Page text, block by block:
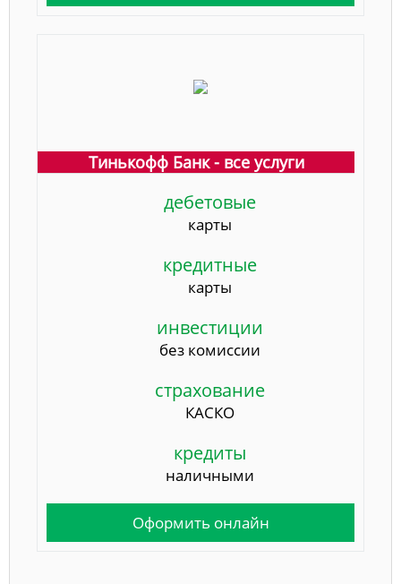
Тинькофф Банк - все услуги
дебетовые
карты
кредитные
карты
инвестиции
без комиссии
страхование
КАСКО
кредиты
наличными
Оформить онлайн